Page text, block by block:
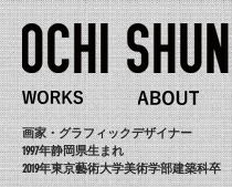
画家・グラフィックデザイナー
1997年静岡県生まれ
2019年東京藝術大学美術学部建築科卒